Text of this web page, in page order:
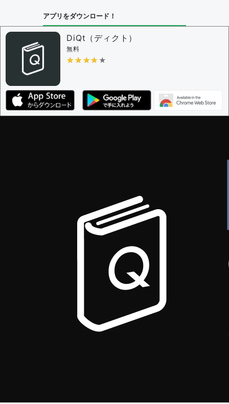
アプリをダウンロード！
DiQt（ディクト）
無料
★★★★★
★★★★★